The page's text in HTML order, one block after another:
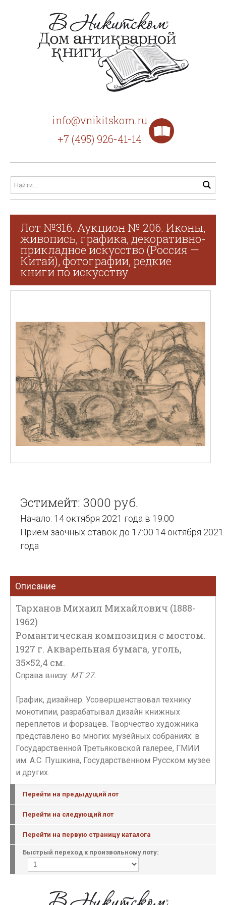
info@vnikitskom.ru
+7 (495) 926-41-14
Лот №316. Аукцион № 206. Иконы,
живопись, графика, декоративно-
прикладное искусство (Россия —
Китай), фотографии, редкие
книги по искусству
Эстимейт: 3000 руб.
Начало: 14 октября 2021 года в 19:00
Прием заочных ставок до 17:00 14 октября 2021
года
Описание
Тарханов Михаил Михайлович (1888-
1962)
Романтическая композиция с мостом.
1927 г. Акварельная бумага, уголь,
35×52,4 см.
Справа внизу: МТ 27.
График, дизайнер. Усовершенствовал технику
монотипии, разрабатывал дизайн книжных
переплетов и форзацев. Творчество художника
представлено во многих музейных собраниях: в
Государственной Третьяковской галерее, ГМИИ
им. А.С. Пушкина, Государственном Русском музее
и других.
Перейти на предыдущий лот
Перейти на следующий лот
Перейти на первую страницу каталога
Быстрый переход к произвольному лоту: